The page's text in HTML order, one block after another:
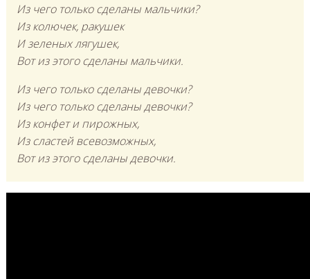
Из чего только сделаны мальчики?
Из колючек, ракушек
И зеленых лягушек,
Вот из этого сделаны мальчики.
Из чего только сделаны девочки?
Из чего только сделаны девочки?
Из конфет и пирожных,
Из сластей всевозможных,
Вот из этого сделаны девочки.